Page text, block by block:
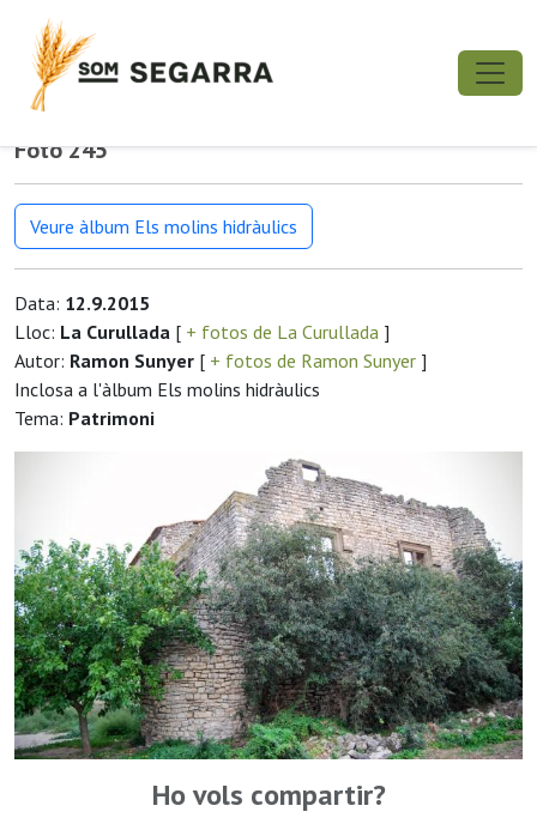
Foto 245
Veure àlbum Els molins hidràulics
Data: 12.9.2015
Lloc: La Curullada [ + fotos de La Curullada ]
Autor: Ramon Sunyer [ + fotos de Ramon Sunyer ]
Inclosa a l'àlbum Els molins hidràulics
Tema: Patrimoni
Ho vols compartir?